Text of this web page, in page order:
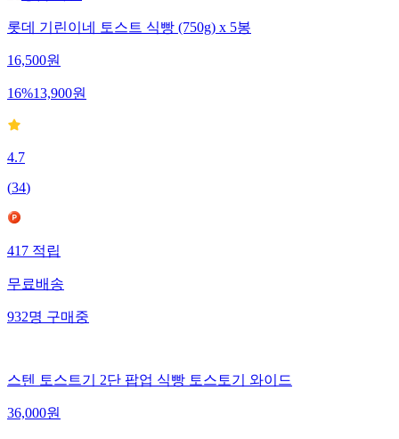
롯데 기린이네 토스트 식빵 (750g) x 5봉
16,500원
16%13,900원
4.7
(34)
417적립
무료배송
932명구매중
스텐 토스트기 2단 팝업 식빵 토스토기 와이드
36,000원